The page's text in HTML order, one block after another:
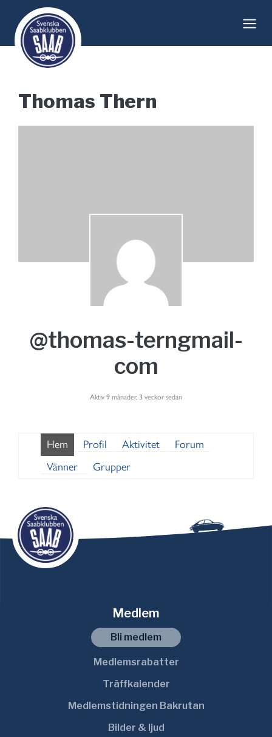
content
Thomas Thern
@thomas-terngmail-
com
Aktiv 9 månader, 3 veckor sedan
Hem Profil Aktivitet
Forum
Vänner
Grupper
Medlem
Bli medlem
Medlemsrabatter
Träffkalender
Medlemstidningen Bakrutan
Bilder & ljud